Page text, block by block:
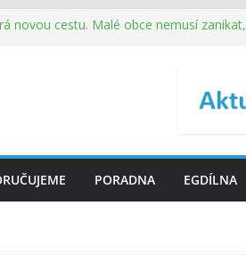
novou cestu. Malé obce nemusí zanikat,
služeb
dlouhodobého řízení (ISDŘ) je od
a řízení ICT zveřejnil materiály
vždy po ruce. SMS ČR spouští novou
PORADNA EGDÍLNA